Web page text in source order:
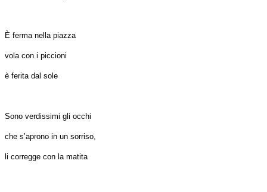
È ferma nella piazza
vola con i piccioni
è ferita dal sole
Sono verdissimi gli occhi
che s’aprono in un sorriso,
li corregge con la matita